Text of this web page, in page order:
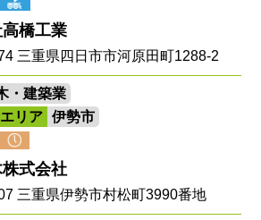
橋工業
三重県四日市市河原田町1288-2
・建築業
リア
伊勢市
式会社
三重県伊勢市村松町3990番地